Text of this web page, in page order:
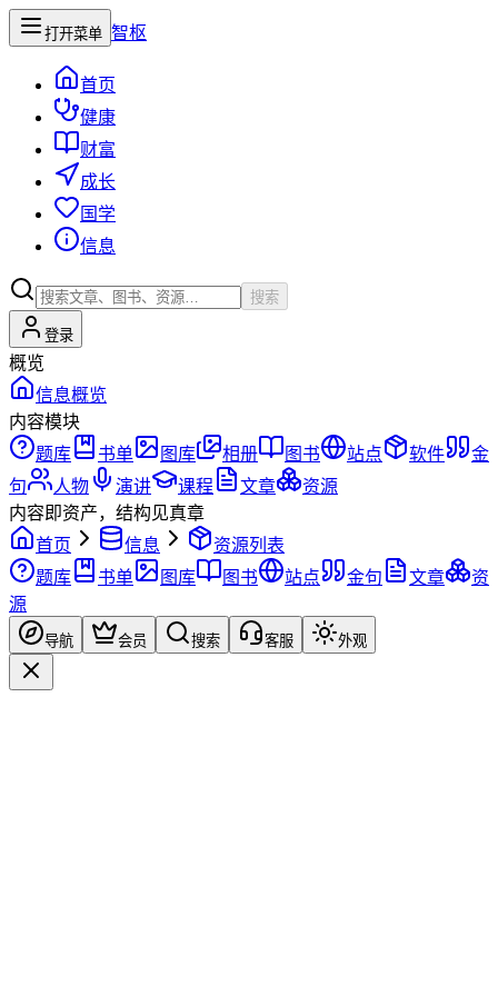
打开菜单 智枢
首页
健康
财富
成长
国学
信息
搜索
登录
概览
信息概览
内容模块
题库
书单 图库 相册 图书 站点 软件
金
句
人物 演讲 课程 文章
资源
内容即资产，结构见真章
首页
信息
资源列表
题库
书单 图库 图书 站点 金句 文章
资
源
导航 会员 搜索 客服 外观